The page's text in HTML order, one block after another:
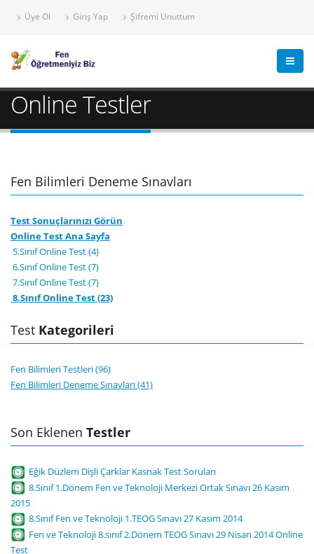
Üye Ol Giriş Yap Şifremi Unuttum
Online Testler
Fen Bilimleri Deneme Sınavları
Test Sonuçlarınızı Görün
Online Test Ana Sayfa
5.Sınıf Online Test (4)
6.Sınıf Online Test (7)
7.Sınıf Online Test (7)
8.Sınıf Online Test (23)
Test Kategorileri
Fen Bilimleri Testleri (96)
Fen Bilimleri Deneme Sınavları (41)
Son Eklenen Testler
Eğik Düzlem Dişli Çarklar Kasnak Test Soruları
8.Sınıf 1.Dönem Fen ve Teknoloji Merkezi Ortak Sınavı 26 Kasım
2015
8.Sınıf Fen ve Teknoloji 1.TEOG Sınavı 27 Kasım 2014
Fen ve Teknoloji 8.sınıf 2.Dönem TEOG Sınavı 29 Nisan 2014 Online
Test